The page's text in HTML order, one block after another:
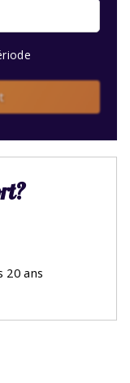
20 ans